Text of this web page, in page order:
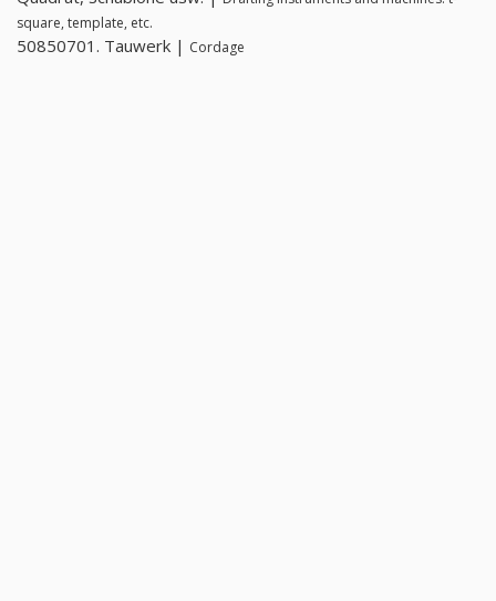
square, template, etc.
50850701. Tauwerk | Cordage